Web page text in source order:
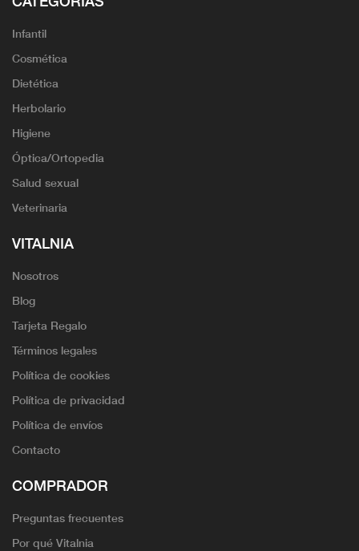
Infantil
Cosmética
Dietética
Herbolario
Higiene
Óptica/Ortopedia
Salud sexual
Veterinaria
VITALNIA
Nosotros
Blog
Tarjeta Regalo
Términos legales
Política de cookies
Política de privacidad
Política de envíos
Contacto
COMPRADOR
Preguntas frecuentes
Por qué Vitalnia